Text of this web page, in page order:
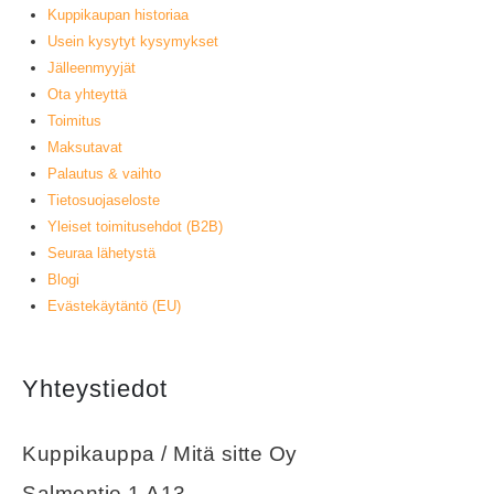
Kuppikaupan historiaa
Usein kysytyt kysymykset
Jälleenmyyjät
Ota yhteyttä
Toimitus
Maksutavat
Palautus & vaihto
Tietosuojaseloste
Yleiset toimitusehdot (B2B)
Seuraa lähetystä
Blogi
Evästekäytäntö (EU)
Yhteystiedot
Kuppikauppa / Mitä sitte Oy